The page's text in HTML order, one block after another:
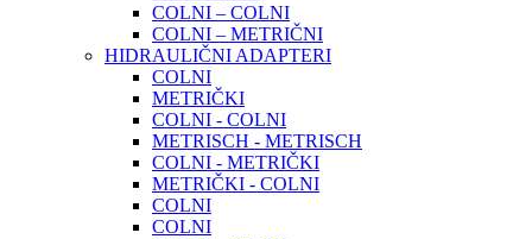
COLNI – COLNI
COLNI – METRIČNI
HIDRAULIČNI ADAPTERI
COLNI
METRIČKI
COLNI - COLNI
METRISCH - METRISCH
COLNI - METRIČKI
METRIČKI - COLNI
COLNI
COLNI